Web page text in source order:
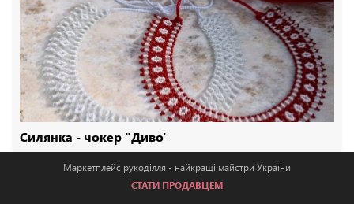
Маркетплейс рукоділля - найкращі майстри України
СТАТИ ПРОДАВЦЕМ
Силянка - чокер "Диво'
LimadeUA